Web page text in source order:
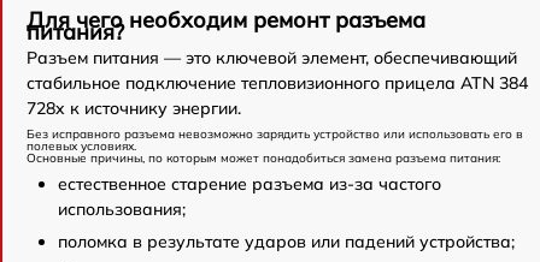
Для чего необходим ремонт разъема
питания?
Разъем питания — это ключевой элемент, обеспечивающий
стабильное подключение тепловизионного прицела ATN 384
728x к источнику энергии.
Без исправного разъема невозможно зарядить устройство или использовать его в
полевых условиях.
Основные причины, по которым может понадобиться замена разъема питания:
естественное старение разъема из-за частого
использования;
поломка в результате ударов или падений устройства;